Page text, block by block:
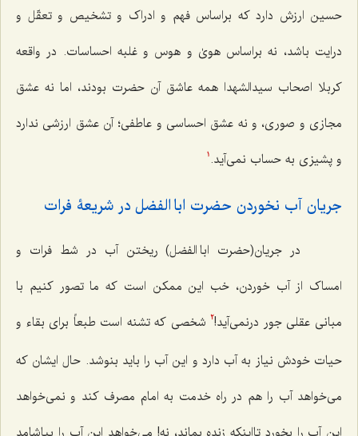
حسین ارزش دارد که براساس فهم و ادراک و تشخیص و تعقّل و
درایت باشد، نه براساس هویٰ و هوس و غلبه احساسات. در واقعه
کربلا اصحاب سیدالشهدا همه عاشق آن حضرت بودند، اما نه عشق
مجازی و صوری، و نه عشق احساسی و عاطفی؛ آن عشق ارزشی ندارد
و پشیزی به حساب نمی‌آید. 1
جریان آب نخوردن حضرت ابا الفضل در شریعۀ فرات
در جریان(حضرت ابا الفضل) ریختن آب در شط فرات و
امساک از آب خوردن، خب این ممکن است که ما تصور کنیم با
مبانی عقلی جور درنمی‌آید!2
شخصی که تشنه است طبعاً برای بقاء و
حیات خودش نیاز به آب دارد و این آب را باید بنوشد. حال ایشان که
می‌خواهد آب را هم در راه خدمت به امام مصرف کند و نمی‌خواهد